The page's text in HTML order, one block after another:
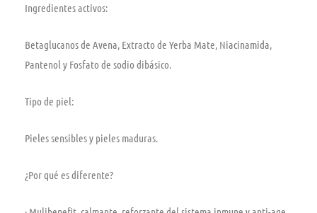
Ingredientes activos:
Betaglucanos de Avena, Extracto de Yerba Mate, Niacinamida,
Pantenol y Fosfato de sodio dibásico.
Tipo de piel:
Pieles sensibles y pieles maduras.
¿Por qué es diferente?